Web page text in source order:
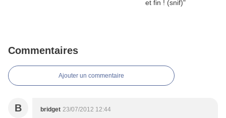
Commentaires
Ajouter un commentaire
B bridget 23/07/2012 12:44